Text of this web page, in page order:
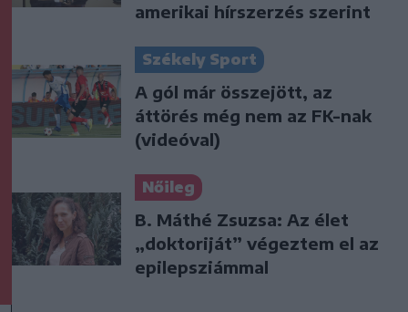
amerikai hírszerzés szerint
Székely Sport
A gól már összejött, az
áttörés még nem az FK-nak
(videóval)
Nőileg
B. Máthé Zsuzsa: Az élet
„doktoriját” végeztem el az
epilepsziámmal